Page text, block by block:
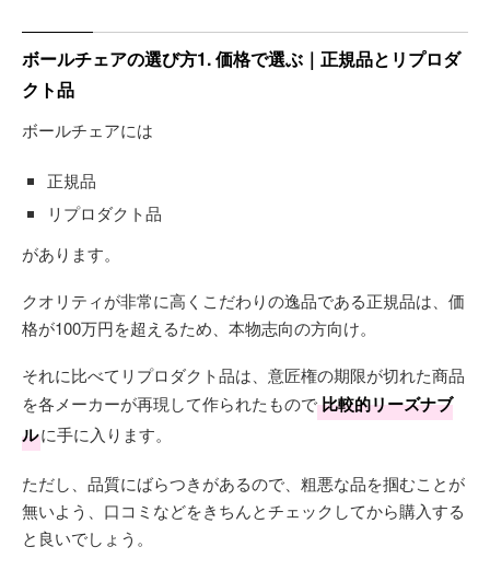
ボールチェアの選び方1. 価格で選ぶ｜正規品とリプロダ
クト品
ボールチェアには
正規品
リプロダクト品
があります。
クオリティが非常に高くこだわりの逸品である正規品は、価
格が100万円を超えるため、本物志向の方向け。
それに比べてリプロダクト品は、意匠権の期限が切れた商品
を各メーカーが再現して作られたもので比較的リーズナブ
ルに手に入ります。
ただし、品質にばらつきがあるので、粗悪な品を掴むことが
無いよう、口コミなどをきちんとチェックしてから購入する
と良いでしょう。